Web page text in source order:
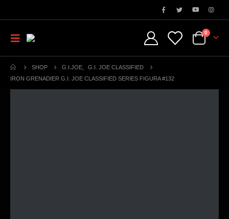
0
SHOP G.I.JOE
G.I. JOE CLASSIFIED
IRON GRENADIER G.I. JOE CLASSIFIED SERIES FIGURA #132